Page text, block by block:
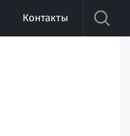
Контакты